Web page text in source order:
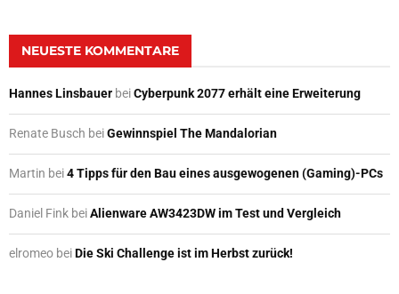
NEUESTE KOMMENTARE
Hannes Linsbauer beiCyberpunk 2077 erhält eine Erweiterung
Renate Busch beiGewinnspiel The Mandalorian
Martin bei4 Tipps für den Bau eines ausgewogenen (Gaming)-PCs
Daniel Fink beiAlienware AW3423DW im Test und Vergleich
elromeo beiDie Ski Challenge ist im Herbst zurück!